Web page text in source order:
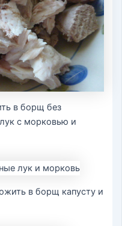
в борщ без
с морковью и
в борщ капусту и